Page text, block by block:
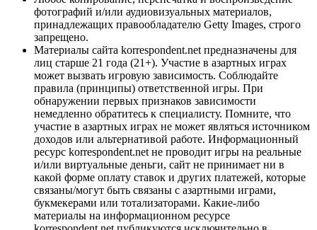
фотографий и/или аудиовизуальных материалов,
принадлежащих правообладателю Getty Images, строго
запрещено.
Материалы сайта korrespondent.net предназначены для
лиц старше 21 года (21+). Участие в азартных играх
может вызвать игровую зависимость. Соблюдайте
правила (принципы) ответственной игры. При
обнаружении первых признаков зависимости
немедленно обратитесь к специалисту. Помните, что
участие в азартных играх не может являться источником
доходов или альтернативой работе. Информационный
ресурс korrespondent.net не проводит игры на реальные
и/или виртуальные деньги, сайт не принимает ни в
какой форме оплату ставок и других платежей, которые
связаны/могут быть связаны с азартными играми,
букмекерами или тотализаторами. Какие-либо
материалы на информационном ресурсе